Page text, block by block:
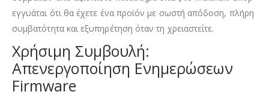
εγγυάται ότι θα έχετε ένα προϊόν με σωστή απόδοση, πλήρη
συμβατότητα και εξυπηρέτηση όταν τη χρειαστείτε.
Χρήσιμη Συμβουλή:
Απενεργοποίηση Ενημερώσεων
Firmware